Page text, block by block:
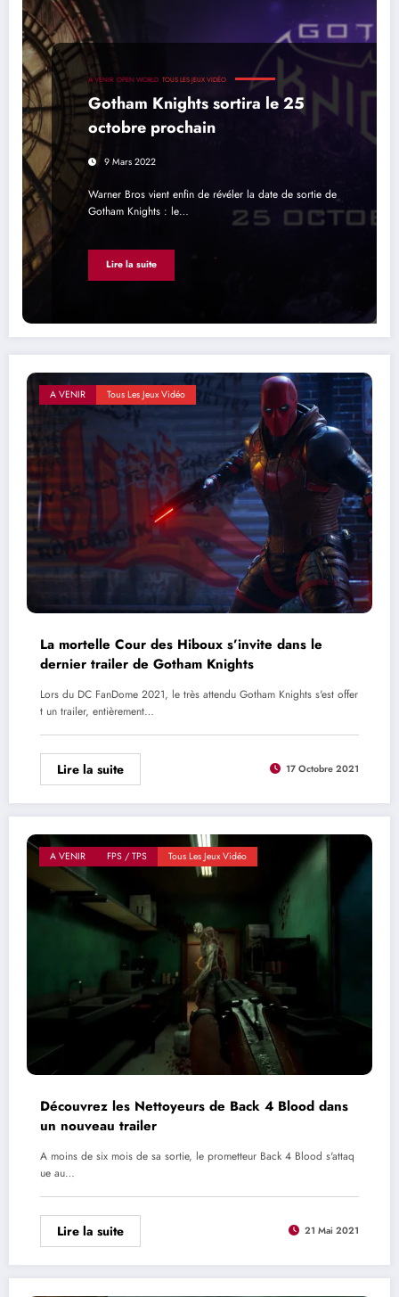
A VENIR OPEN WORLD TOUS LES JEUX VIDÉO
Gotham Knights sortira le 25
octobre prochain
9 Mars 2022
Warner Bros vient enfin de révéler la date de sortie de
Gotham Knights : le…
Lire la suite
A VENIR Tous Les Jeux Vidéo
La mortelle Cour des Hiboux s’invite dans le
dernier trailer de Gotham Knights
Lors du DC FanDome 2021, le très attendu Gotham Knights s'est offer
t un trailer, entièrement…
Lire la suite 17 Octobre 2021
A VENIR FPS / TPS Tous Les Jeux Vidéo
Découvrez les Nettoyeurs de Back 4 Blood dans
un nouveau trailer
A moins de six mois de sa sortie, le prometteur Back 4 Blood s'attaq
ue au…
Lire la suite 21 Mai 2021